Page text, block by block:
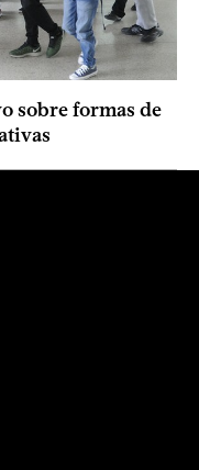
sobre formas de